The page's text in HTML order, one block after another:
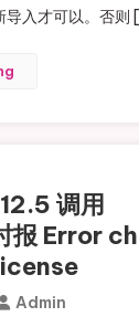
导入才可以。否则
调用
报 Error
Admin